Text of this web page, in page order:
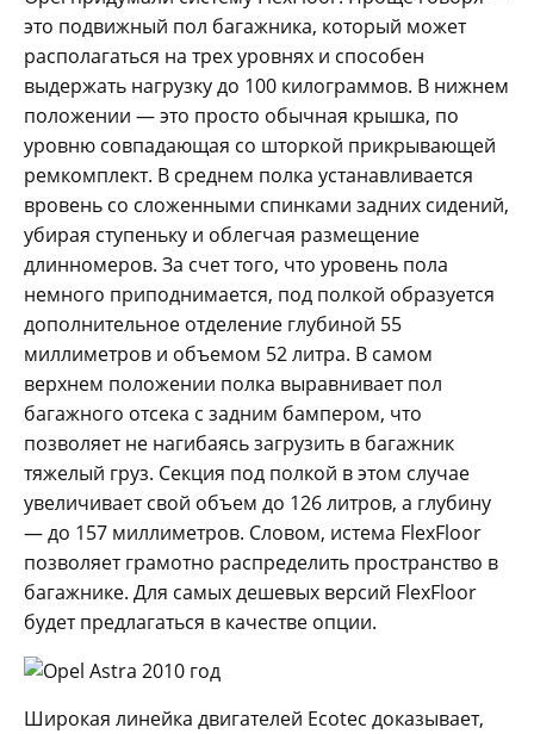
это подвижный пол багажника, который может
располагаться на трех уровнях и способен
выдержать нагрузку до 100 килограммов. В нижнем
положении — это просто обычная крышка, по
уровню совпадающая со шторкой прикрывающей
ремкомплект. В среднем полка устанавливается
вровень со сложенными спинками задних сидений,
убирая ступеньку и облегчая размещение
длинномеров. За счет того, что уровень пола
немного приподнимается, под полкой образуется
дополнительное отделение глубиной 55
миллиметров и объемом 52 литра. В самом
верхнем положении полка выравнивает пол
багажного отсека с задним бампером, что
позволяет не нагибаясь загрузить в багажник
тяжелый груз. Секция под полкой в этом случае
увеличивает свой объем до 126 литров, а глубину
— до 157 миллиметров. Словом, истема FlexFloor
позволяет грамотно распределить пространство в
багажнике. Для самых дешевых версий FlexFloor
будет предлагаться в качестве опции.
Широкая линейка двигателей Ecotec доказывает,